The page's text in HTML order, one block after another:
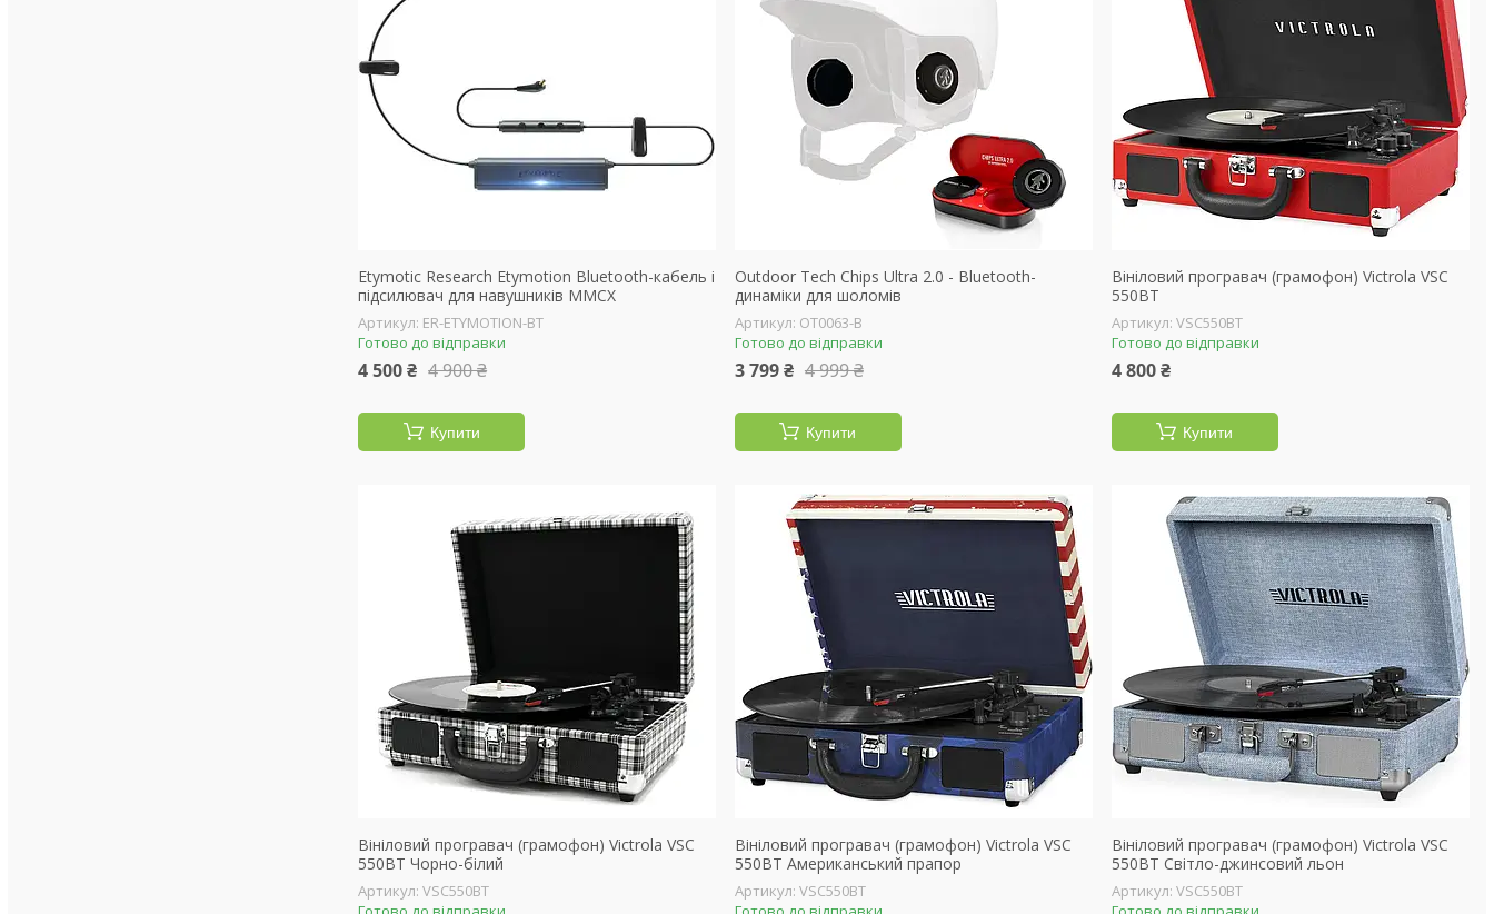
Etymotic Research Etymotion Bluetooth-кабель і
підсилювач для навушників MMCX
ER-ETYMOTION-BT
Готово до відправки
4 500 ₴ 4 900 ₴
Купити
Outdoor Tech Chips Ultra 2.0 - Bluetooth-
динаміки для шоломів
OT0063-B
Готово до відправки
3 799 ₴ 4 999 ₴
Купити
Вініловий програвач (грамофон) Victrola VSC
550BT
VSC550BT
Готово до відправки
4 800 ₴
Купити
Вініловий програвач (грамофон) Victrola VSC
550BT Чорно-білий
VSC550BT
Вініловий програвач (грамофон) Victrola VSC
550BT Американський прапор
VSC550BT
Вініловий програвач (грамофон) Victrola VSC
550BT Світло-джинсовий льон
VSC550BT